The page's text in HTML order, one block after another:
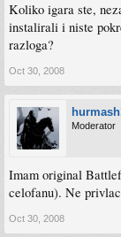
Koliko igara ste,
instalirali i niste
razloga?
Oct 30, 2008
Moderator
Imam original
celofanu). Ne
Oct 30, 2008